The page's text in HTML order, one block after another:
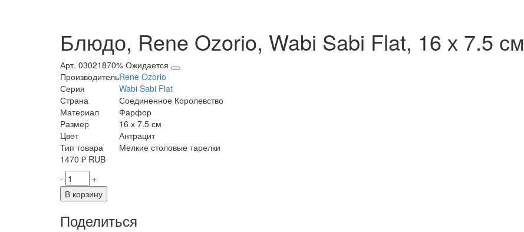
Блюдо, Rene Ozorio, Wabi Sabi Flat, 16 х 7.5 см
Арт. 03021870% Ожидается
ПроизводительRene Ozorio
Серия
Wabi Sabi Flat
Страна
Соединенное Королевство
Материал
Фарфор
Размер
16 х 7.5 см
Цвет
Антрацит
Тип товара
Мелкие столовые тарелки
1470 ₽ RUB
-
+
В корзину
Поделиться